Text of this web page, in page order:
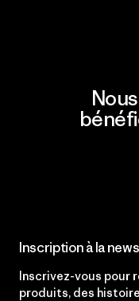
Inscription à la
Inscrivez-vous pour
produits, des